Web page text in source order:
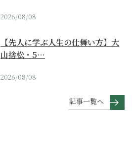
2026/08/08
【先人に学ぶ人生の仕舞い方】大
山捨松・5…
2026/08/08
記事一覧へ